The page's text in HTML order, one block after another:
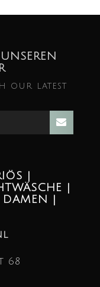
our latest
|
|
|
68